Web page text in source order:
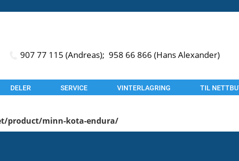
907 77 115 (Andreas); 958 66 866 (Hans Alexander)
DELER SERVICE VINTERLAGRING TIL
product/minn-kota-endura/